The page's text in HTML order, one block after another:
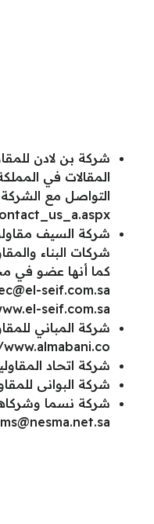
شركة بن لادن
المقالات في
التواصل مع الشركة
شركة السيف
شركات البناء
كما أنها عضو في
seif.com.sa
seif.com.sa.
شركة المباني
.
شركة اتحاد
شركة البوانى
شركة نسما